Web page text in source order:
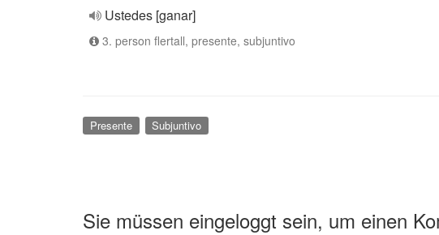
Ustedes [ganar]
3. person flertall, presente, subjuntivo
Presente Subjuntivo
Sie müssen eingeloggt sein, um einen